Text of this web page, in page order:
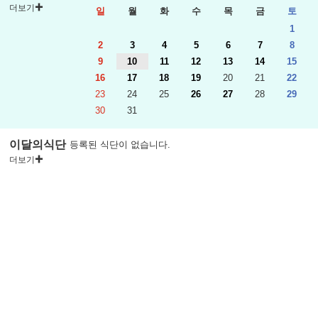
더보기
일
월 화 수 목 금
토
1
2
3 4 5 6 7
8
9
10 11 12 13 14
15
16
17 18 19 20 21
22
23
24 25 26 27 28
29
30
31
이달의식단
더보기
등록된 식단이 없습니다.